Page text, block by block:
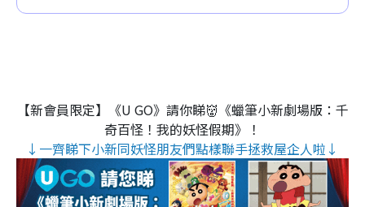
【新會員限定】《U GO》請你睇👹《蠟筆小新劇場版：千
奇百怪！我的妖怪假期》！
↓一齊睇下小新同妖怪朋友們點樣聯手拯救屋企人啦↓